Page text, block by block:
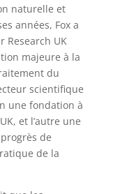
naturelle et
années, Fox a
Research UK
majeure à la
du
scientifique
une fondation à
et l’autre une
de
de la